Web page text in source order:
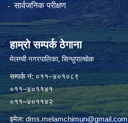
सार्वजनिक परीक्षण
हाम्रो सम्पर्क ठेगाना
मेलम्ची नगरपालिका‍, सिन्धुपाल्चोक
सम्पर्क न‌ं: ०११–४०१०८९
०११–४०११४१
०११–४०११४२
इमेल:dms.melamchimun@gmail.com